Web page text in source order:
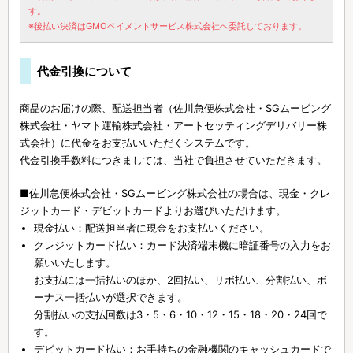
す。
※後払い決済はGMOペイメントサービス株式会社へ委託しております。
代金引換について
商品のお届けの際、配送担当者（佐川急便株式会社・SGムービング
株式会社・ヤマト運輸株式会社・アートセッティングデリバリー株
式会社）に代金をお支払いいただくシステムです。
代金引換手数料につきましては、当社で負担させていただきます。
■佐川急便株式会社・SGムービング株式会社の場合は、現金・クレ
ジットカード・デビットカードよりお選びいただけます。
現金払い：配送担当者に現金をお支払いください。
クレジットカード払い：カード決済端末機に暗証番号の入力をお
願いいたします。
お支払には一括払いのほか、2回払い、リボ払い、分割払い、ボ
ーナス一括払いが選択できます。
分割払いの支払回数は3・5・6・10・12・15・18・20・24回で
す。
デビットカード払い：お手持ちの金融機関のキャッシュカードで